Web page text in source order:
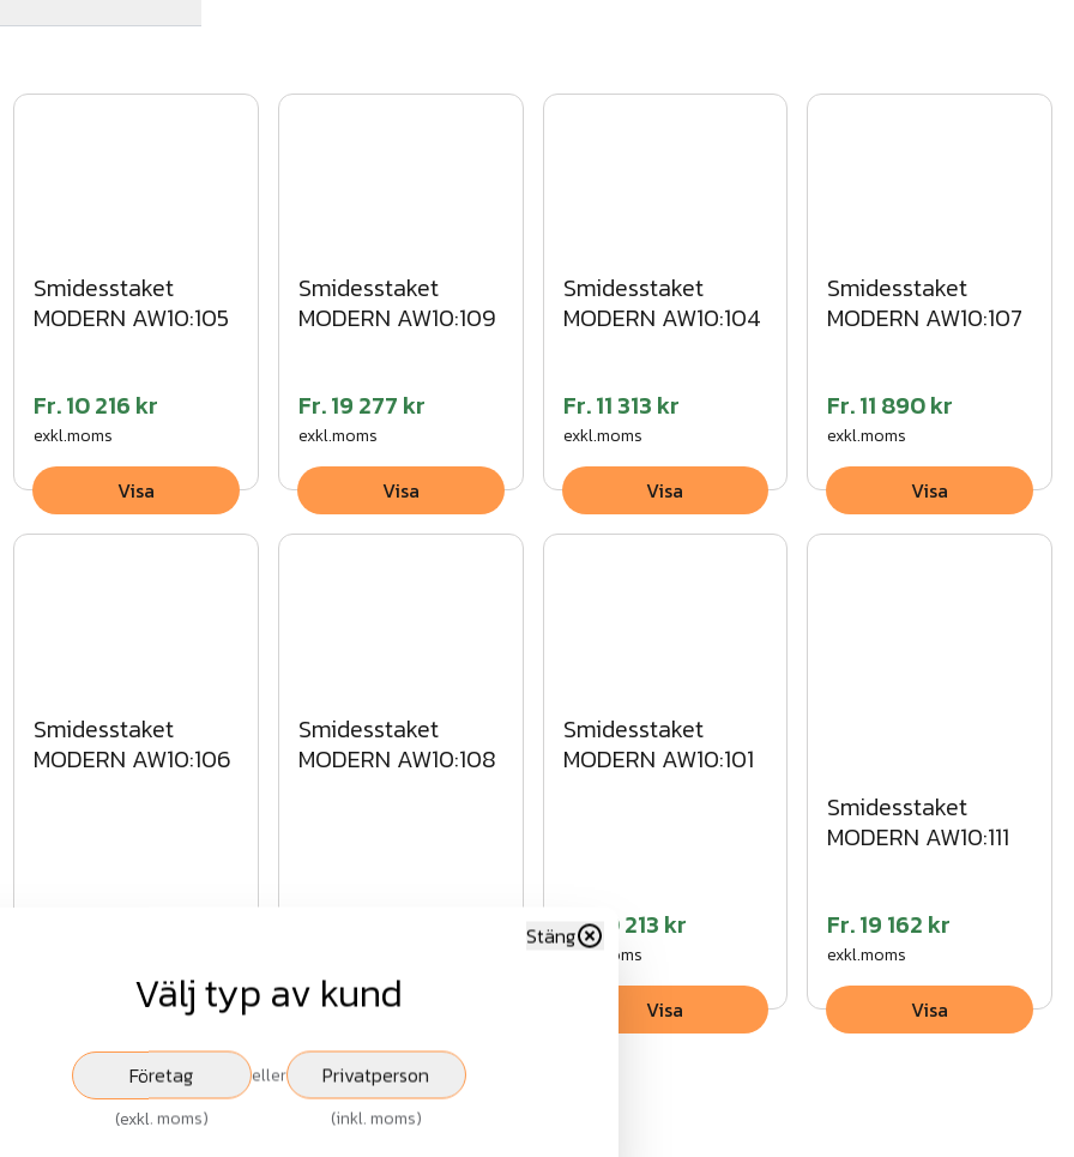
för områdesskydd
Smidesstaket
MODERN AW10:105
Fr.10 216 kr
exkl.moms
Visa
Smidesstaket
MODERN AW10:109
Fr.19 277 kr
exkl.moms
Visa
Smidesstaket
MODERN AW10:104
Fr.11 313 kr
exkl.moms
Visa
Smidesstaket
MODERN AW10:107
Fr.11 890 kr
exkl.moms
Visa
Smidesstaket
MODERN AW10:106
Visa
Smidesstaket
MODERN AW10:108
Visa
Smidesstaket
MODERN AW10:101
Fr.10 213 kr
exkl.moms
Visa
Smidesstaket
MODERN AW10:111
Fr.19 162 kr
exkl.moms
Visa
Välj typ av kund
Stäng
Företag
(exkl. moms)
eller Privatperson
(inkl. moms)